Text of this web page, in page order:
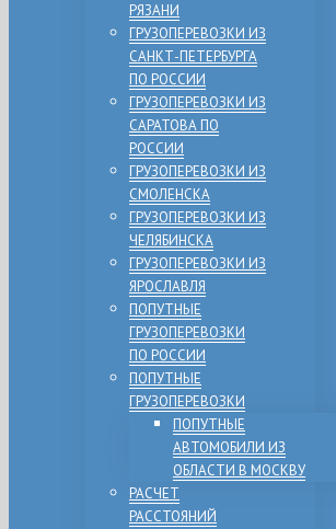
РЯЗАНИ
ГРУЗОПЕРЕВОЗКИ ИЗ
САНКТ-ПЕТЕРБУРГА
ПО РОССИИ
ГРУЗОПЕРЕВОЗКИ ИЗ
САРАТОВА ПО
РОССИИ
ГРУЗОПЕРЕВОЗКИ ИЗ
СМОЛЕНСКА
ГРУЗОПЕРЕВОЗКИ ИЗ
ЧЕЛЯБИНСКА
ГРУЗОПЕРЕВОЗКИ ИЗ
ЯРОСЛАВЛЯ
ПОПУТНЫЕ
ГРУЗОПЕРЕВОЗКИ
ПО РОССИИ
ПОПУТНЫЕ
ГРУЗОПЕРЕВОЗКИ
ПОПУТНЫЕ
АВТОМОБИЛИ ИЗ
ОБЛАСТИ В МОСКВУ
РАСЧЕТ
РАССТОЯНИЙ